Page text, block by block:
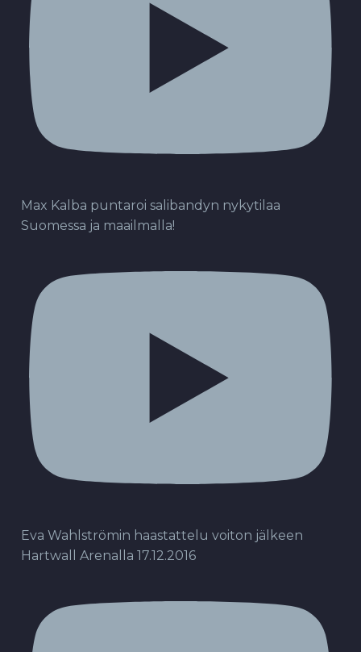
Max Kalba puntaroi salibandyn nykytilaa
Suomessa ja maailmalla!
Eva Wahlströmin haastattelu voiton jälkeen
Hartwall Arenalla 17.12.2016